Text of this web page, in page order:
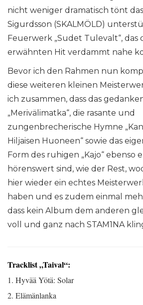
nicht weniger dramatisch tönt
Sigurdsson (SKALMÖLD)
Feuerwerk „Sudet Tulevalt“, das
erwähnten Hit verdammt nahe
Bevor ich den Rahmen nun
diese weiteren kleinen
ich zusammen, dass das
„Merivälimatka“, die rasante und
zungenbrecherische Hymne
Hiljaisen Huoneen“ sowie das
Form des ruhigen „Kajo“ ebenso
hörenswert sind, wie der Rest,
hier wieder ein echtes
haben und es zudem einmal
dass kein Album dem anderen
voll und ganz nach STAM1NA
Tracklist „Taival“:
1. Hyvää Yötä: Solar
2. Elämänlanka